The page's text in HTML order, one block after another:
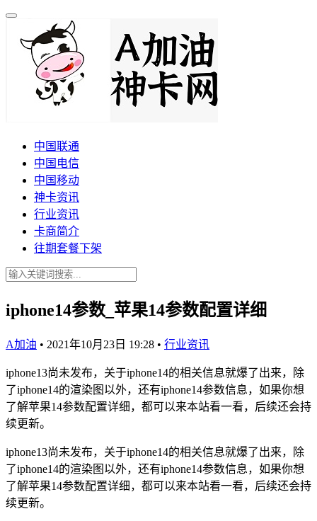
中国联通
中国电信
中国移动
神卡资讯
行业资讯
卡商简介
往期套餐下架
iphone14参数_苹果14参数配置详细
A加油 • 2021年10月23日 19:28 • 行业资讯
iphone13尚未发布，关于iphone14的相关信息就爆了出来，除
了iphone14的渲染图以外，还有iphone14参数信息，如果你想
了解苹果14参数配置详细，都可以来本站看一看，后续还会持
续更新。
iphone13尚未发布，关于iphone14的相关信息就爆了出来，除
了iphone14的渲染图以外，还有iphone14参数信息，如果你想
了解苹果14参数配置详细，都可以来本站看一看，后续还会持
续更新。